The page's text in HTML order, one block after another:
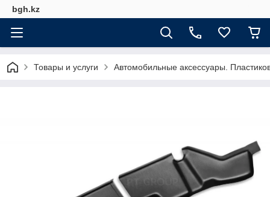
bgh.kz
Товары и услуги Автомобильные аксессуары.